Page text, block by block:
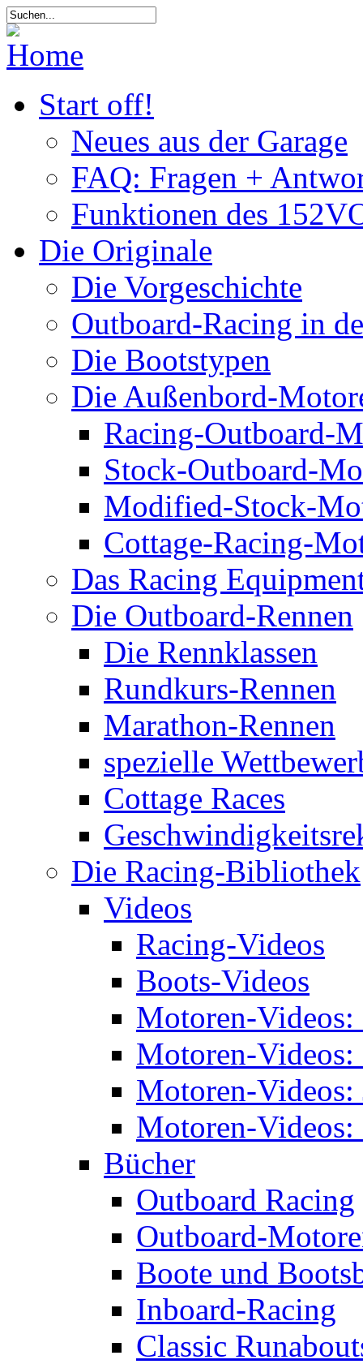
Start off!
Neues aus der Garage
FAQ: Fragen +
Funktionen des
Die Originale
Die Vorgeschichte
Outboard-Racing in
Die Bootstypen
Die Außenbord-
Racing-Outboard-
Stock-Outboard-
Modified-Stock-
Cottage-Racing-
Das Racing
Die Outboard-Rennen
Die Rennklassen
Rundkurs-Rennen
Marathon-Rennen
spezielle
Cottage Races
Die Racing-Bibliothek
Videos
Racing-Videos
Boots-Videos
Motoren-
Motoren-
Motoren-Videos:
Motoren-Videos:
Bücher
Outboard Racing
Outboard-
Boote und
Inboard-Racing
Classic